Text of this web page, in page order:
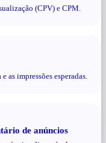
(CPV) e CPM.
as impressões esperadas.
de anúncios